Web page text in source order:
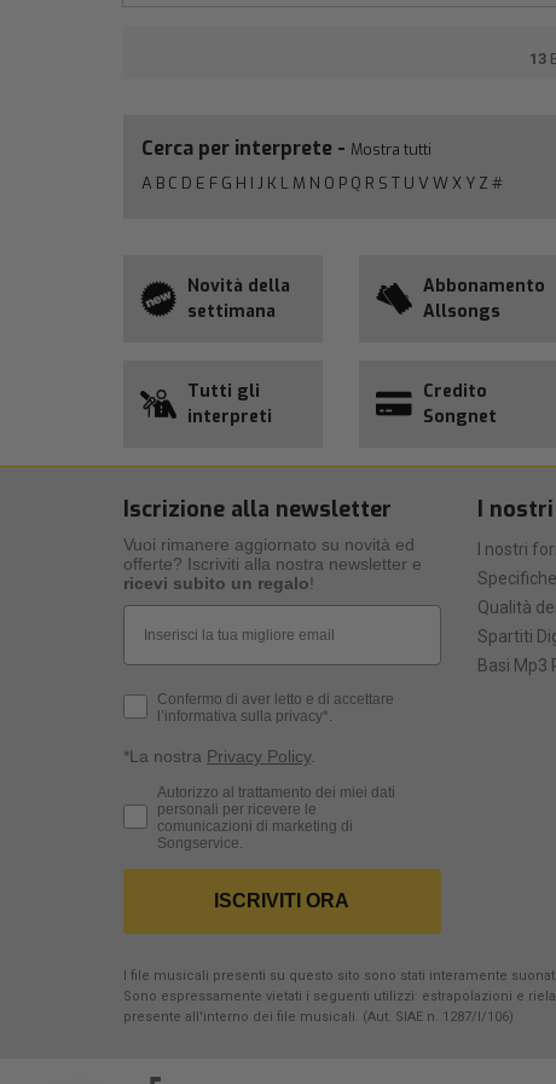
13
Cerca per interprete - Mostra tutti
A B C D E F G H I J K L M N O P Q R S T U V W X Y Z #
Novità della
settimana
Abbonamento
Allsongs
Tutti gli
interpreti
Credito
Songnet
Iscrizione alla newsletter
Vuoi rimanere aggiornato su novità ed
offerte? Iscriviti alla nostra newsletter e
ricevi subito un regalo!
Privacy Policy
Confermo di aver letto e di accettare
l’informativa sulla privacy*.
*La nostra Privacy Policy.
Consenso Marketing
Autorizzo al trattamento dei miei dati
personali per ricevere le
comunicazioni di marketing di
Songservice.
ISCRIVITI ORA
I
I nostri
Qualità
Spartiti
Basi Mp3
I file musicali presenti su questo sito sono stati interamente
Sono espressamente vietati i seguenti utilizzi: estrapolazioni e
presente all'interno dei file musicali. (Aut. SIAE n. 1287/I/106)